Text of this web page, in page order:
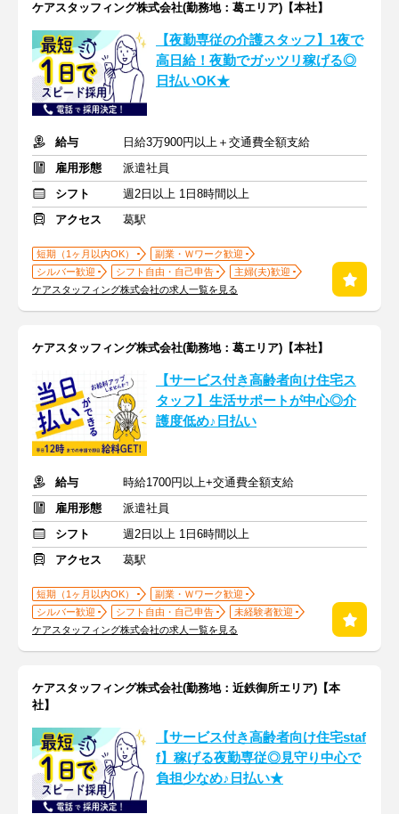
ケアスタッフィング株式会社(勤務地：葛エリア)【本社】
【夜勤専従の介護スタッフ】1夜で
高日給！夜勤でガッツリ稼げる◎
日払いOK★
給与
日給3万900円以上＋交通費全額支給
雇用形態
派遣社員
シフト
週2日以上 1日8時間以上
アクセス
葛駅
短期（1ヶ月以内OK）
副業・Ｗワーク歓迎
シルバー歓迎
シフト自由・自己申告
主婦(夫)歓迎
ケアスタッフィング株式会社の求人一覧を見る
ケアスタッフィング株式会社(勤務地：葛エリア)【本社】
【サービス付き高齢者向け住宅ス
タッフ】生活サポートが中心◎介
護度低め♪日払い
給与
時給1700円以上+交通費全額支給
雇用形態
派遣社員
シフト
週2日以上 1日6時間以上
アクセス
葛駅
短期（1ヶ月以内OK）
副業・Ｗワーク歓迎
シルバー歓迎
シフト自由・自己申告
未経験者歓迎
ケアスタッフィング株式会社の求人一覧を見る
ケアスタッフィング株式会社(勤務地：近鉄御所エリア)【本
社】
【サービス付き高齢者向け住宅staf
f】稼げる夜勤専従◎見守り中心で
負担少なめ♪日払い★